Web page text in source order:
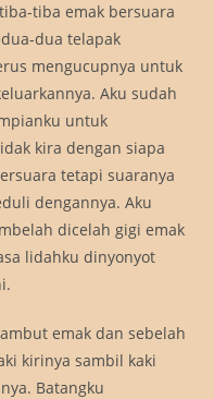
tiba emak bersuara
dua telapak
mengucupnya untuk
Aku sudah
untuk
kira dengan siapa
tetapi suaranya
dengannya. Aku
dicelah gigi emak
lidahku dinyonyot
emak dan sebelah
kirinya sambil kaki
Batangku